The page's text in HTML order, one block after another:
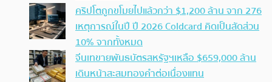
คริปโตถูกขโมยไปแล้วกว่า $1,200 ล้าน จาก 276
เหตุการณ์ในปี ปี 2026 Coldcard คิดเป็นสัดส่วน
10% จากทั้งหมด
จีนเทขายพันธบัตรสหรัฐฯเหลือ $659,000 ล้าน
เดินหน้าสะสมทองคำต่อเนื่องแทน